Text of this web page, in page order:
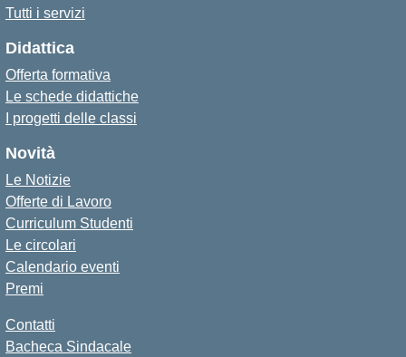
Tutti i servizi
Didattica
Offerta formativa
Le schede didattiche
I progetti delle classi
Novità
Le Notizie
Offerte di Lavoro
Curriculum Studenti
Le circolari
Calendario eventi
Premi
Contatti
Bacheca Sindacale